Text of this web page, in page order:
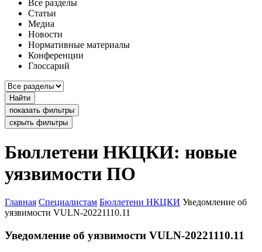
Все разделы
Статьи
Медиа
Новости
Нормативные материалы
Конференции
Глоссарий
Найти
показать фильтры
скрыть фильтры
Бюллетени НКЦКИ: новые
уязвимости ПО
Главная Специалистам Бюллетени НКЦКИ Уведомление об
уязвимости VULN-20221110.11
Уведомление об уязвимости VULN-20221110.11